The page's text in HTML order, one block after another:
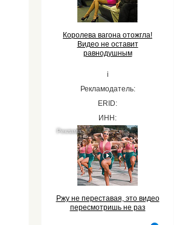
Королева вагона отожгла!
Видео не оставит
равнодушным
i
Рекламодатель:
ERID:
ИНН:
Ржу не переставая, это видео
пересмотришь не раз